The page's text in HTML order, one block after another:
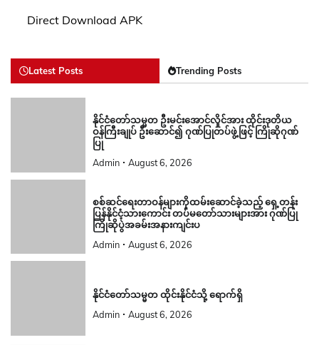
Direct Download APK
Latest Posts Trending Posts
နိုင်ငံတော်သမ္မတ ဦးမင်းအောင်လှိုင်အား ထိုင်းဒုတိယ
ဝန်ကြီးချုပ် ဦးဆောင်၍ ဂုဏ်ပြုတပ်ဖွဲ့ဖြင့် ကြိုဆိုဂုဏ်
ပြု
Admin August 6, 2026
စစ်ဆင်ရေးတာဝန်များကိုထမ်းဆောင်ခဲ့သည့် ရှေ့တန်း
ပြန်နိုင်ငံ့သားကောင်း တပ်မတော်သားများအား ဂုဏ်ပြု
ကြိုဆိုပွဲအခမ်းအနားကျင်းပ
Admin August 6, 2026
နိုင်ငံတော်သမ္မတ ထိုင်းနိုင်ငံသို့ ရောက်ရှိ
Admin August 6, 2026